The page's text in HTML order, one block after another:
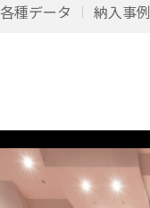
各種データ 納入事例